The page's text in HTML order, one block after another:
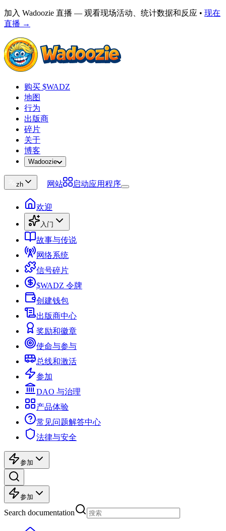
加入 Wadoozie 直播 — 观看现场活动、统计数据和反应 • 现在
直播 →
购买 $WADZ
地图
行为
出版商
碎片
关于
博客
Wadoozie
zh 网站 启动应用程序
欢迎
入门
故事与传说
网络系统
信号碎片
$WADZ 令牌
创建钱包
出版商中心
奖励和徽章
使命与参与
总线和激活
参加
DAO 与治理
产品体验
常见问题解答中心
法律与安全
参加
参加
Search documentation